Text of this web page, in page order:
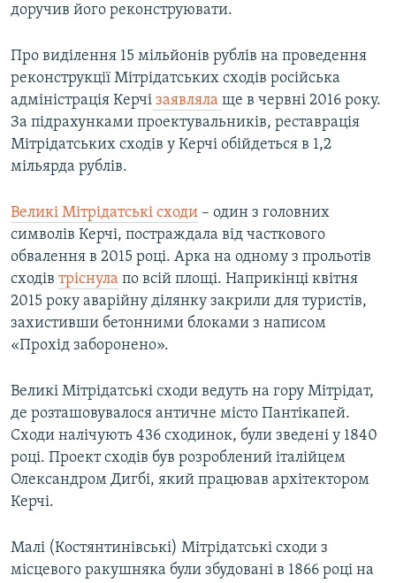
доручив його реконструювати.
Про виділення 15 мільйонів рублів на проведення
реконструкції Мітрідатських сходів російська
адміністрація Керчі заявляла ще в червні 2016 року.
За підрахунками проектувальників, реставрація
Мітрідатських сходів у Керчі обійдеться в 1,2
мільярда рублів.
Великі Мітрідатські сходи – один з головних
символів Керчі, постраждала від часткового
обвалення в 2015 році. Арка на одному з прольотів
сходів тріснула по всій площі. Наприкінці квітня
2015 року аварійну ділянку закрили для туристів,
захистивши бетонними блоками з написом
«Прохід заборонено».
Великі Мітрідатські сходи ведуть на гору Мітрідат,
де розташовувалося античне місто Пантікапей.
Сходи налічують 436 сходинок, були зведені у 1840
році. Проект сходів був розроблений італійцем
Олександром Дигбі, який працював архітектором
Керчі.
Малі (Костянтинівські) Мітрідатські сходи з
місцевого ракушняка були збудовані в 1866 році на